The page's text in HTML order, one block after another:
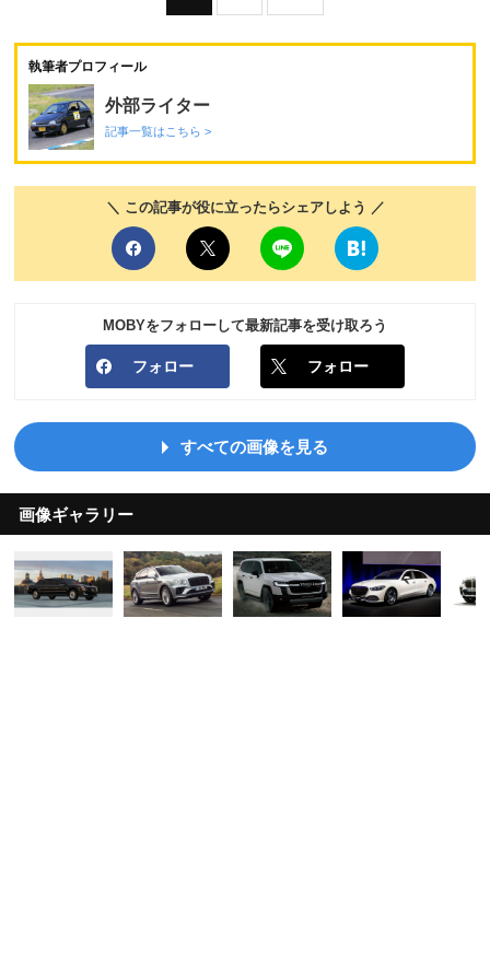
執筆者プロフィール
外部ライター
記事一覧はこちら >
＼ この記事が役に立ったらシェアしよう ／
MOBYをフォローして最新記事を受け取ろう
フォロー フォロー
すべての画像を見る
画像ギャラリー